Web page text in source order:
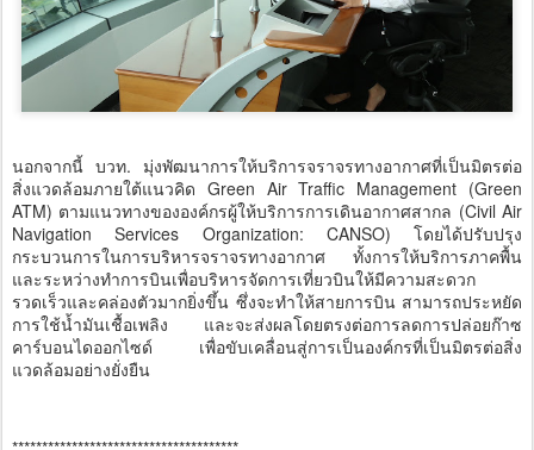
นอกจากนี้ บวท. มุ่งพัฒนาการให้บริการจราจรทางอากาศที่เป็นมิตรต่อ
สิ่งแวดล้อมภายใต้แนวคิด Green Air Traffic Management (Green
ATM) ตามแนวทางขององค์กรผู้ให้บริการการเดินอากาศสากล (Civil Air
Navigation Services Organization: CANSO) โดยได้ปรับปรุง
กระบวนการในการบริหารจราจรทางอากาศ ทั้งการให้บริการภาคพื้น
และระหว่างทำการบินเพื่อบริหารจัดการเที่ยวบินให้มีความสะดวก
รวดเร็วและคล่องตัวมากยิ่งขึ้น ซึ่งจะทำให้สายการบิน สามารถประหยัด
การใช้น้ำมันเชื้อเพลิง และจะส่งผลโดยตรงต่อการลดการปล่อยก๊าซ
คาร์บอนไดออกไซด์ เพื่อขับเคลื่อนสู่การเป็นองค์กรที่เป็นมิตรต่อสิ่ง
แวดล้อมอย่างยั่งยืน